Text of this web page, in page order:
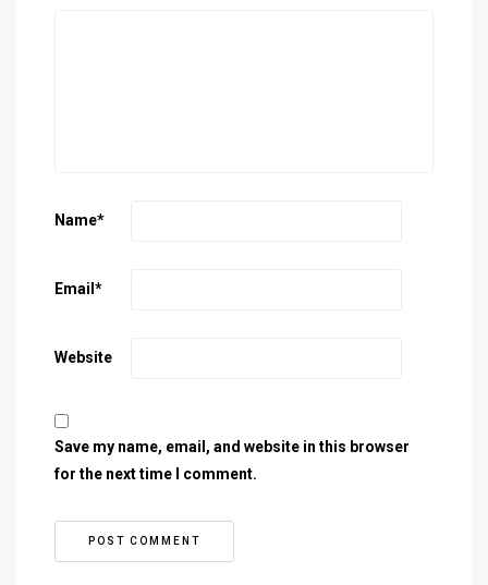
Name*
Email *
Website
Save my name, email, and website in this browser
for the next time I comment.